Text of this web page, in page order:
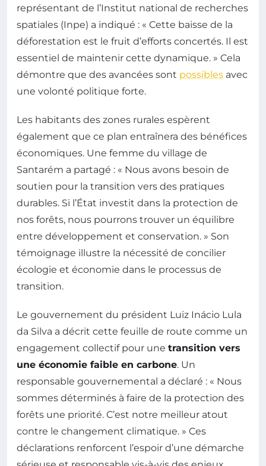
représentant de l’Institut national de recherches
spatiales (Inpe) a indiqué : « Cette baisse de la
déforestation est le fruit d’efforts concertés. Il est
essentiel de maintenir cette dynamique. » Cela
démontre que des avancées sont possibles avec
une volonté politique forte.
Les habitants des zones rurales espèrent
également que ce plan entraînera des bénéfices
économiques. Une femme du village de
Santarém a partagé : « Nous avons besoin de
soutien pour la transition vers des pratiques
durables. Si l’État investit dans la protection de
nos forêts, nous pourrons trouver un équilibre
entre développement et conservation. » Son
témoignage illustre la nécessité de concilier
écologie et économie dans le processus de
transition.
Le gouvernement du président Luiz Inácio Lula
da Silva a décrit cette feuille de route comme un
engagement collectif pour une transition vers
une économie faible en carbone. Un
responsable gouvernemental a déclaré : « Nous
sommes déterminés à faire de la protection des
forêts une priorité. C’est notre meilleur atout
contre le changement climatique. » Ces
déclarations renforcent l’espoir d’une démarche